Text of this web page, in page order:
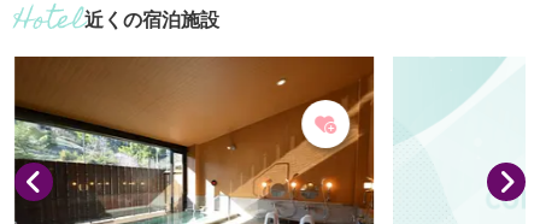
年】
近くの宿泊施設